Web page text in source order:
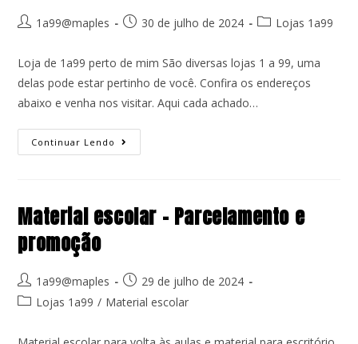
1a99@maples 30 de julho de 2024 Lojas 1a99
Loja de 1a99 perto de mim São diversas lojas 1 a 99, uma
delas pode estar pertinho de você. Confira os endereços
abaixo e venha nos visitar. Aqui cada achado…
Continuar Lendo
Material escolar – Parcelamento e
promoção
1a99@maples
29 de julho de 2024
Lojas 1a99 / Material escolar